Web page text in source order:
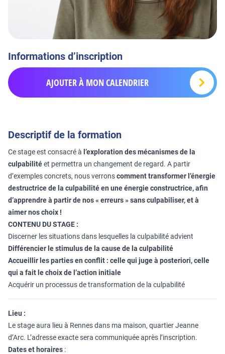
Informations d’inscription
AJOUTER À MON CALENDRIER
Descriptif de la formation
Ce stage est consacré à l’exploration des mécanismes de la
culpabilitéet permettra un changement de regard. A partir
d’exemples concrets, nous verronscomment transformer l’énergie
destructrice de la culpabilité en une énergie constructrice, afin
d’apprendre à partir de nos « erreurs » sans culpabiliser, et à
aimer nos choix !
CONTENU DU STAGE :
Discerner les situations dans lesquelles la culpabilité advient
Différencier le stimulus de la cause de la culpabilité
Accueillir les parties en conflit : celle qui juge à posteriori, celle
qui a fait le choix de l’action initiale
Acquérir un processus de transformation de la culpabilité
Lieu :
Le stage aura lieu à Rennes dans ma maison, quartier Jeanne
d’Arc. L’adresse exacte sera communiquée après l’inscription.
Dates et horaires :